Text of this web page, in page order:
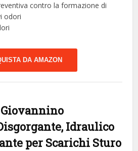
contro la formazione di
odori
DA AMAZON
Giovannino
Idraulico
per Scarichi Sturo